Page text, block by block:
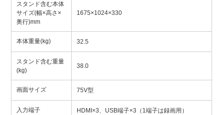
スタンド含む本体
サイズ(幅×高さ×
奥行)mm
1675×1024×330
本体重量(kg) 32.5
スタンド含む重量
(kg)
38.0
画面サイズ 75V型
入力端子 HDMI×3、USB端子×3（1端子は録画用）